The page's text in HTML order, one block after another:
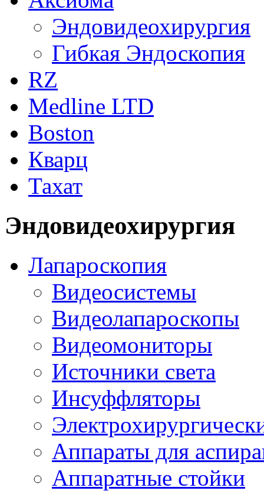
Эндовидеохирургия
Гибкая Эндоскопия
RZ
Medline LTD
Boston
Кварц
Тахат
Эндовидеохирургия
Лапароскопия
Видеосистемы
Видеолапароскопы
Видеомониторы
Источники света
Инсуффляторы
Аппараты для
Аппаратные стойки